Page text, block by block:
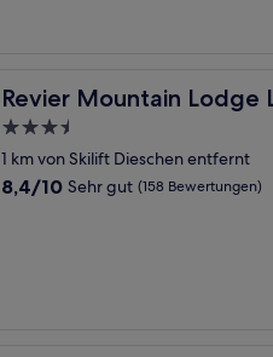
Revier Mountain Lodge
Revier Mountain Lodge
3.5-
Sterne-
Unterkunft
1 km von Skilift Dieschen entfernt
8.4
8,4/10 Sehr gut (158 Bewertungen)